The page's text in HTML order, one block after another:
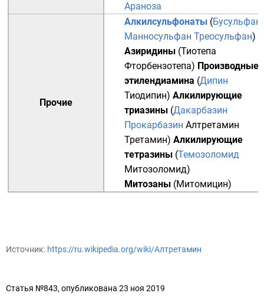
Араноза
Прочие
Алкилсульфонаты (Бусульфан
Манносульфан Треосульфан)
Азиридины (Тиотепа
Фторбензотепа) Производные
этилендиамина (Дипин
Тиодипин) Алкилирующие
триазины (Дакарбазин
Прокарбазин Алтретамин
Третамин) Алкилирующие
тетразины (Темозоломид
Митозоломид)
Митозаны (Митомицин)
Источник: https://ru.wikipedia.org/wiki/Алтретамин
Статья №843, опубликована 23 ноя 2019